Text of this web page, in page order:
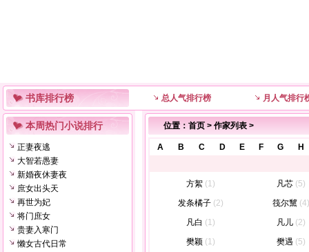
书库排行榜 总人气排行榜 月人气排行
本周热门小说排行
正妻夜逃
大智若愚妻
新婚夜休妻夜
庶女出头天
再世为妃
将门庶女
贵妻入寒门
懒女古代日常
位置： 首页 > 作家列表 >
A B C D E F G H
方絮 (1) 凡芯 (5)
发条橘子 (2) 筏尔黧 (4)
凡白 (1) 凡儿 (2)
樊颖 (1) 樊遇 (5)